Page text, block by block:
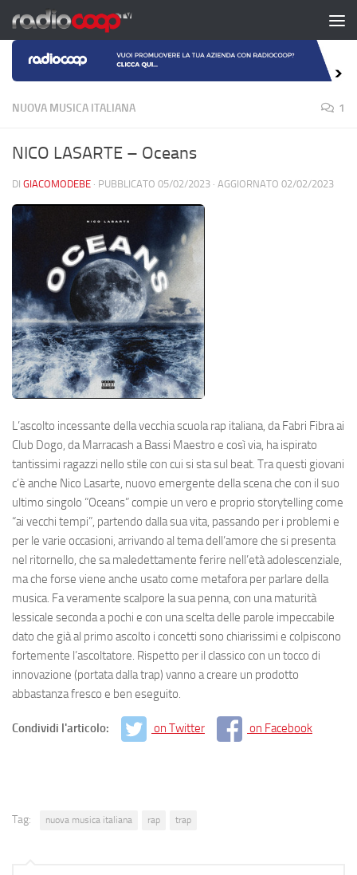
Salta al contenuto
NUOVA MUSICA ITALIANA 1
NICO LASARTE – Oceans
DI GIACOMODEBE · PUBBLICATO 05/02/2023 · AGGIORNATO 02/02/2023
L’ascolto incessante della vecchia scuola rap italiana, da Fabri Fibra ai
Club Dogo, da Marracash a Bassi Maestro e così via, ha ispirato
tantissimi ragazzi nello stile con cui si sta sul beat. Tra questi giovani
c’è anche Nico Lasarte, nuovo emergente della scena che con il suo
ultimo singolo “Oceans” compie un vero e proprio storytelling come
“ai vecchi tempi”, partendo dalla sua vita, passando per i problemi e
per le varie occasioni, arrivando al tema dell’amore che si presenta
nel ritornello, che sa maledettamente ferire nell’età adolescenziale,
ma che forse viene anche usato come metafora per parlare della
musica. Fa veramente scalpore la sua penna, con una maturità
lessicale seconda a pochi e con una scelta delle parole impeccabile
dato che già al primo ascolto i concetti sono chiarissimi e colpiscono
fortemente l’ascoltatore. Rispetto per il classico con un tocco di
innovazione (portata dalla trap) vanno a creare un prodotto
abbastanza fresco e ben eseguito.
Condividi l'articolo: on Twitter on Facebook
Tag: nuova musica italiana rap trap